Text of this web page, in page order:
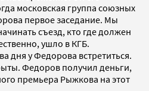
московская группа союзных
первое заседание. Мы
съезд, кто где должен
ушло в КГБ.
дня у Федорова встретиться.
Федоров получил деньги,
премьера Рыжкова на этот